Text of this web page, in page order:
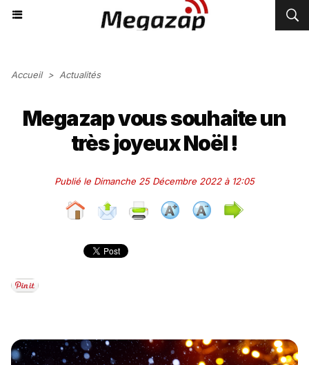
Accueil > Actualités
Megazap vous souhaite un
très joyeux Noël !
Publié le Dimanche 25 Décembre 2022 à 12:05